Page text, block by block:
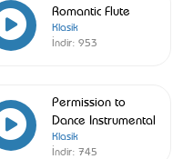
Romantic Flute
Klasik
İndir: 953
Permission to
Dance Instrumental
Klasik
İndir: 745